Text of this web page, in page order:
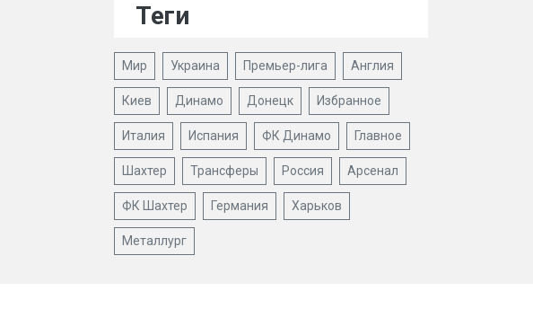
Теги
Мир Украина Премьер-лига Англия
Киев Динамо Донецк Избранное
Италия Испания ФК Динамо Главное
Шахтер Трансферы Россия Арсенал
ФК Шахтер Германия Харьков
Металлург